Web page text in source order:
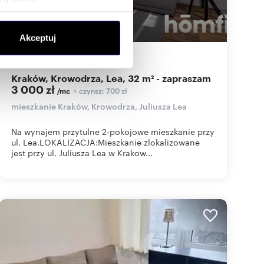
społecznościowym,
od Ciebie lub
Akceptuj
32m 2 94zł/m
Kraków, Krowodrza, Lea, 32 m² - zapraszam
3 000 zł /mc + czynsz: 700 zł
mieszkanie Kraków, Krowodrza, Juliusza Lea
Na wynajem przytulne 2-pokojowe mieszkanie przy
ul. Lea.LOKALIZACJA:Mieszkanie zlokalizowane
jest przy ul. Juliusza Lea w Krakow...